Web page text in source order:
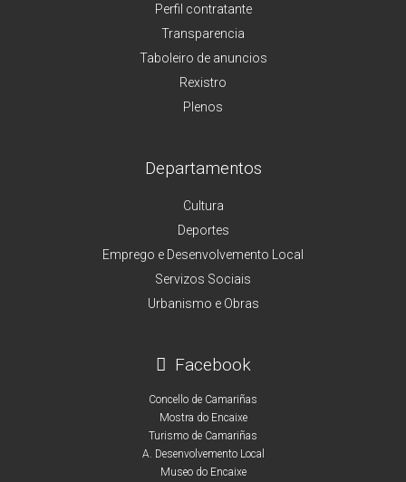
Perfil contratante
Transparencia
Taboleiro de anuncios
Rexistro
Plenos
Departamentos
Cultura
Deportes
Emprego e Desenvolvemento Local
Servizos Sociais
Urbanismo e Obras
Facebook
Concello de Camariñas
Mostra do Encaixe
Turismo de Camariñas
A. Desenvolvemento Local
Museo do Encaixe